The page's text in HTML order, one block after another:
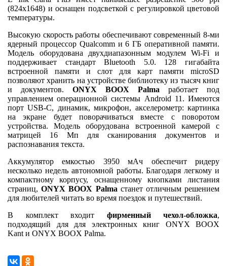
(824x1648) и оснащен подсветкой с регулировкой цветовой
температуры.
Высокую скорость работы обеспечивают современный 8-ми
ядерный процессор Qualcomm и 6 ГБ оперативной памяти.
Модель оборудована двухдиапазонным модулем Wi-Fi и
поддерживает стандарт Bluetooth 5.0. 128 гигабайта
встроенной памяти и слот для карт памяти microSD
позволяют хранить на устройстве библиотеку из тысяч книг
и документов. ONYX BOOX Palma работает под
управлением операционной системы Android 11. Имеются
порт USB-C, динамик, микрофон, акселерометр: картинка
на экране будет поворачиваться вместе с поворотом
устройства. Модель оборудована встроенной камерой с
матрицей 16 Мп для сканирования документов и
распознавания текста.
Аккумулятор емкостью 3950 мАч обеспечит ридеру
несколько недель автономной работы. Благодаря легкому и
компактному корпусу, оснащенному кнопками листания
страниц,ONYX BOOX Palma станет отличным решением
для любителей читать во время поездок и путешествий.
В комплект входит фирменный чехол-обложка,
подходящий для для электронных книг ONYX BOOX
Kant и ONYX BOOX Palma.